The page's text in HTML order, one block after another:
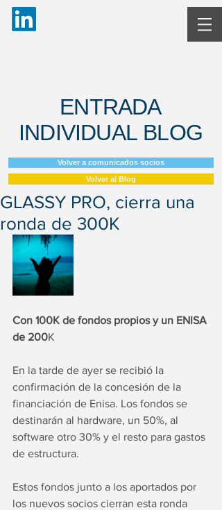
ENTRADA
INDIVIDUAL BLOG
Volver a comunicados socios
Volver al Blog
GLASSY PRO, cierra una
ronda de 300K
Con 100K de fondos propios y un ENISA
de 200K
En la tarde de ayer se recibió la
confirmación de la concesión de la
financiación de Enisa. Los fondos se
destinarán al hardware, un 50%, al
software otro 30% y el resto para gastos
de estructura.
Estos fondos junto a los aportados por
los nuevos socios cierran esta ronda